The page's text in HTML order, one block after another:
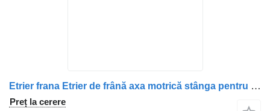
Etrier frana Etrier de frână axa motrică stânga pentru camion Irisbus 5001019720 5001019718
Preț la cerere